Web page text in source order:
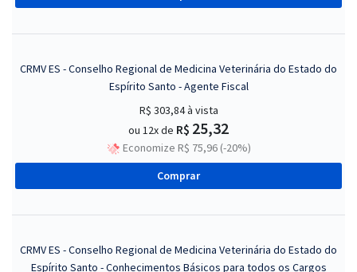
CRMV ES - Conselho Regional de Medicina Veterinária do Estado do
Espírito Santo - Agente Fiscal
R$ 303,84à vista
ou 12x de R$ 25,32
Economize R$ 75,96 (-20%)
Comprar
CRMV ES - Conselho Regional de Medicina Veterinária do Estado do
Espírito Santo - Conhecimentos Básicos para todos os Cargos